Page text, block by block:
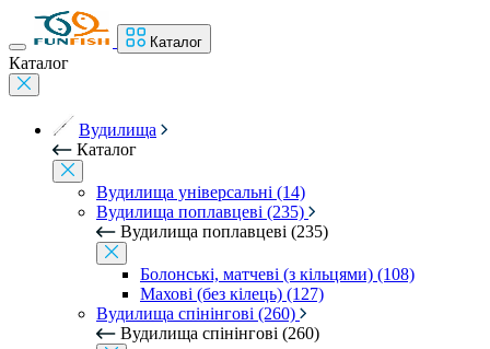
Каталог
Каталог
Вудилища
Каталог
Вудилища універсальні (14)
Вудилища поплавцеві (235)
Вудилища поплавцеві (235)
Болонські, матчеві (з кільцями) (108)
Махові (без кілець) (127)
Вудилища спінінгові (260)
Вудилища спінінгові (260)